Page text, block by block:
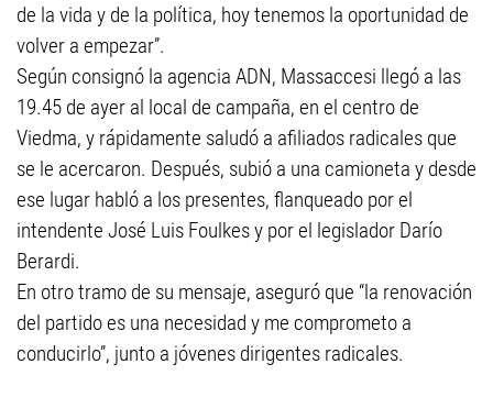
de la vida y de la política, hoy tenemos la oportunidad de
volver a empezar”.
Según consignó la agencia ADN, Massaccesi llegó a las
19.45 de ayer al local de campaña, en el centro de
Viedma, y rápidamente saludó a afiliados radicales que
se le acercaron. Después, subió a una camioneta y desde
ese lugar habló a los presentes, flanqueado por el
intendente José Luis Foulkes y por el legislador Darío
Berardi.
En otro tramo de su mensaje, aseguró que “la renovación
del partido es una necesidad y me comprometo a
conducirlo”, junto a jóvenes dirigentes radicales.